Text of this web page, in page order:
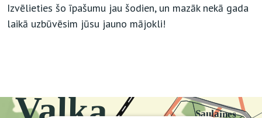
Izvēlieties šo īpašumu jau šodien, un mazāk nekā gada
laikā uzbūvēsim jūsu jauno mājokli!